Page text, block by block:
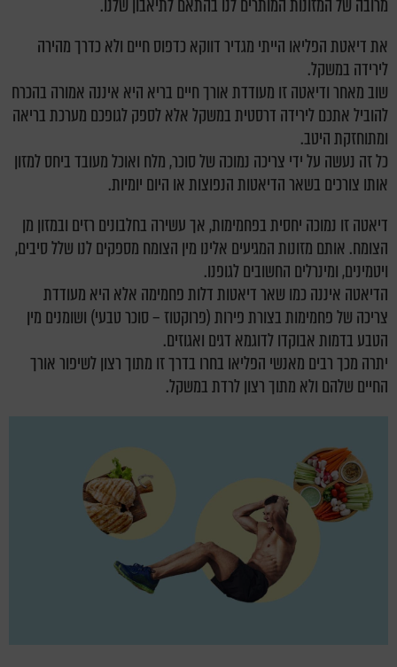
מרובה של המזונות המותרים לנו בהתאם לתיאבון שלנו.
את דיאטת הפליאו הייתי מגדיר דווקא כדפוס חיים ולא כדרך מהירה
לירידה במשקל.
שוב מאחר ודיאטה זו מעודדת אורך חיים בריא היא איננה אמורה בהכרח
להוביל אתכם לירידה דרסטית במשקל אלא לספק לגופכם מערכת בריאה
ומתוחזקת היטב.
כל זה נעשה על ידי צריכה נמוכה של סוכר, מלח ואוכל מעובד ביחס למזון
אותו צורכים בשאר הדיאטות הנפוצות או היום יומיות.
דיאטה זו נמוכה יחסית בפחמימות, אך עשירה בחלבונים רזים ובמזון מן
הצומח. אותם מזונות המגיעים אלינו מין הצומח מספקים לנו שלל סיבים,
ויטמינים, ומינרלים החשובים לגופנו.
הדיאטה איננה כמו שאר דיאטות דלות פחמימה אלא היא מעודדת
צריכה של פחמימות בצורת פירות (פרוקטוז – סוכר טבעי) ושומנים מין
הטבע בדמות אבוקדו לדוגמא דגים ואגוזים.
יתרה מכך רבים מאנשי הפליאו בחרו בדרך זו מתוך רצון לשיפור אורך
החיים שלהם ולא מתוך רצון לרדת במשקל.